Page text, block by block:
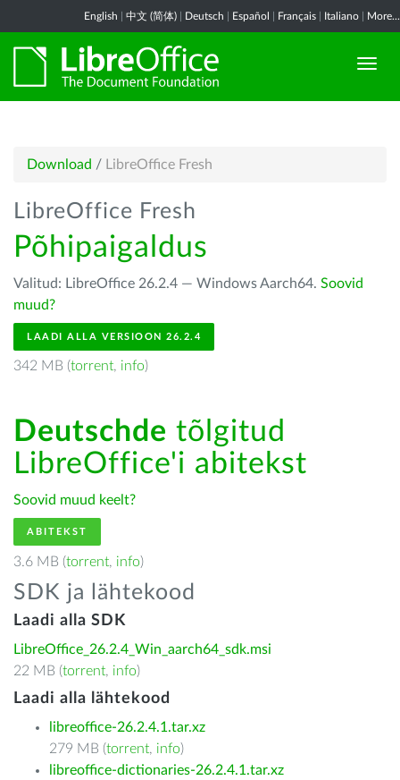
English 中文 (简体) Deutsch Español Français Italiano More...
Download / LibreOffice Fresh
LibreOffice Fresh
Põhipaigaldus
Valitud: LibreOffice 26.2.4 — Windows Aarch64. Soovid
muud?
LAADI ALLA VERSIOON 26.2.4
342 MB (torrent, info)
Deutschde tõlgitud
LibreOffice'i abitekst
Soovid muud keelt?
ABITEKST
3.6 MB (torrent, info)
SDK ja lähtekood
Laadi alla SDK
LibreOffice_26.2.4_Win_aarch64_sdk.msi
22 MB (torrent, info)
Laadi alla lähtekood
libreoffice-26.2.4.1.tar.xz
279 MB (torrent, info)
libreoffice-dictionaries-26.2.4.1.tar.xz